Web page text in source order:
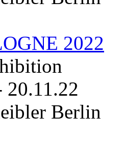
2022
20.11.22
Berlin